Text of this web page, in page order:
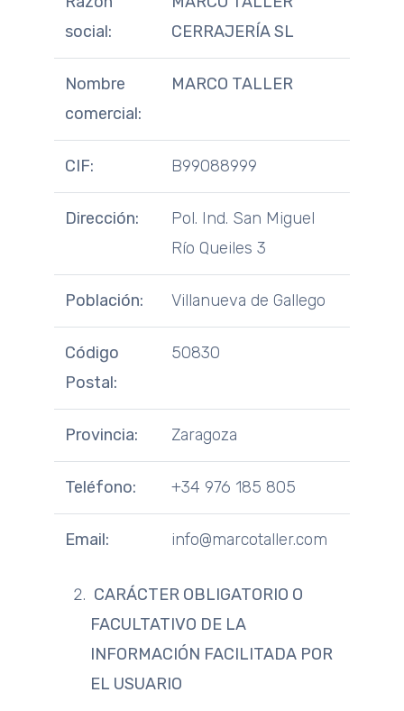
social:
CERRAJERÍA SL
Nombre
comercial:
MARCO TALLER
CIF: B99088999
Dirección:
Pol. Ind. San Miguel
Río Queiles 3
Población: Villanueva de Gallego
Código
Postal:
50830
Provincia: Zaragoza
Teléfono: +34 976 185 805
Email: info@marcotaller.com
CARÁCTER OBLIGATORIO O
FACULTATIVO DE LA
INFORMACIÓN FACILITADA POR
EL USUARIO